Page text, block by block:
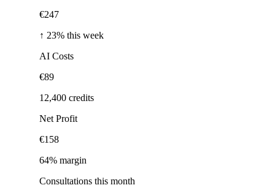
€247
↑ 23% this week
AI Costs
€89
12,400 credits
Net Profit
€158
64% margin
Consultations this month